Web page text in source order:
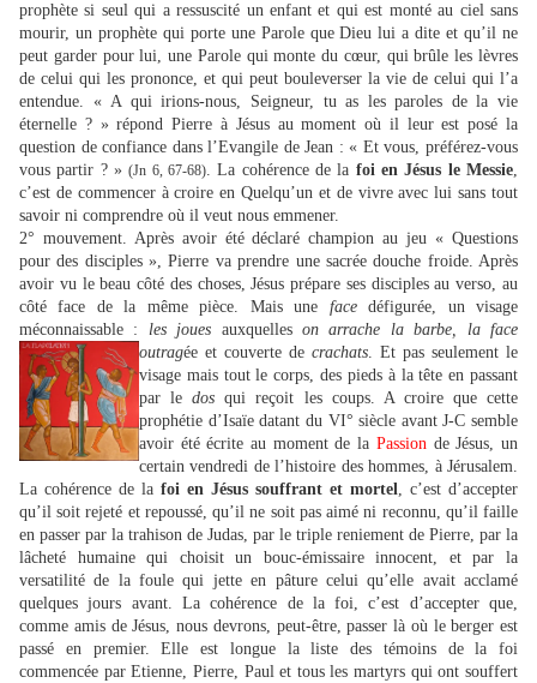
prophète si seul qui a ressuscité un enfant et qui est monté au ciel sans
mourir, un prophète qui porte une Parole que Dieu lui a dite et qu’il ne
peut garder pour lui, une Parole qui monte du cœur, qui brûle les lèvres
de celui qui les prononce, et qui peut bouleverser la vie de celui qui l’a
entendue. « A qui irions-nous, Seigneur, tu as les paroles de la vie
éternelle ? » répond Pierre à Jésus au moment où il leur est posé la
question de confiance dans l’Evangile de Jean : « Et vous, préférez-vous
vous partir ? »(Jn 6, 67-68). La cohérence de la foi en Jésus le Messie,
c’est de commencer à croire en Quelqu’un et de vivre avec lui sans tout
savoir ni comprendre où il veut nous emmener.
2° mouvement. Après avoir été déclaré champion au jeu « Questions
pour des disciples », Pierre va prendre une sacrée douche froide. Après
avoir vu le beau côté des choses, Jésus prépare ses disciples au verso, au
côté face de la même pièce. Mais une facedéfigurée, un visage
méconnaissable : les joues auxquelleson arrache la barbe, la face
outragée et couverte de crachats. Et pas seulement le
visage mais tout le corps, des pieds à la tête en passant
par ledosqui reçoit les coups. A croire que cette
prophétie d’Isaïe datant du VI° siècle avant J-C semble
avoir été écrite au moment de la Passion de Jésus, un
certain vendredi de l’histoire des hommes, à Jérusalem.
La cohérence de la foi en Jésus souffrant et mortel, c’est d’accepter
qu’il soit rejeté et repoussé, qu’il ne soit pas aimé ni reconnu, qu’il faille
en passer par la trahison de Judas, par le triple reniement de Pierre, par la
lâcheté humaine qui choisit un bouc-émissaire innocent, et par la
versatilité de la foule qui jette en pâture celui qu’elle avait acclamé
quelques jours avant. La cohérence de la foi, c’est d’accepter que,
comme amis de Jésus, nous devrons, peut-être, passer là où le berger est
passé en premier. Elle est longue la liste des témoins de la foi
commencée par Etienne, Pierre, Paul et tous les martyrs qui ont souffert